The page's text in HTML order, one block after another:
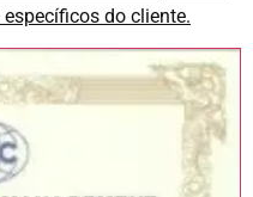
do cliente.